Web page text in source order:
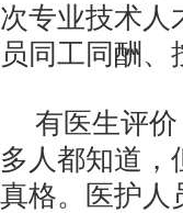
次专业技术人
员同工同酬
有医生评
多人都知道，
真格。医护人